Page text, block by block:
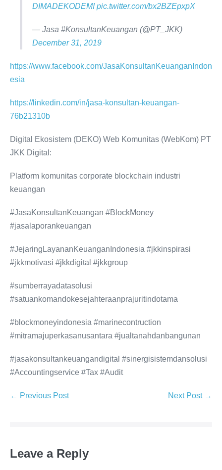
DIMADEKODEMI pic.twitter.com/bx2BZEpxpX
— Jasa #KonsultanKeuangan (@PT_JKK)
December 31, 2019
https://www.facebook.com/JasaKonsultanKeuanganIndon
esia
https://linkedin.com/in/jasa-konsultan-keuangan-
76b21310b
Digital Ekosistem (DEKO) Web Komunitas (WebKom) PT
JKK Digital:
Platform komunitas corporate blockchain industri
keuangan
#JasaKonsultanKeuangan #BlockMoney
#jasalaporankeuangan
#JejaringLayananKeuanganIndonesia #jkkinspirasi
#jkkmotivasi #jkkdigital #jkkgroup
#sumberrayadatasolusi
#satuankomandokesejahteraanprajuritindotama
#blockmoneyindonesia #marinecontruction
#mitramajuperkasanusantara #jualtanahdanbangunan
#jasakonsultankeuangandigital #sinergisistemdansolusi
#Accountingservice #Tax #Audit
← Previous Post Next Post →
Leave a Reply